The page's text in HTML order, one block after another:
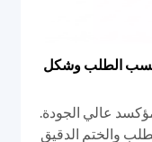
حسب الطلب وشكل
عالي الجودة.
والختم الدقيق